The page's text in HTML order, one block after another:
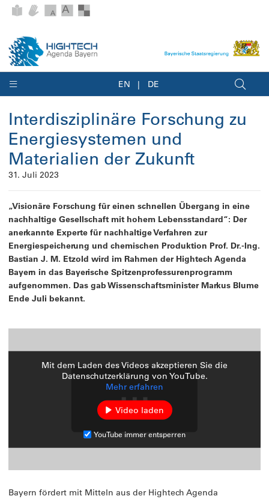
EN DE
Interdisziplinäre Forschung zu
Energiesystemen und
Materialien der Zukunft
31. Juli 2023
„Visionäre Forschung für einen schnellen Übergang in eine
nachhaltige Gesellschaft mit hohem Lebensstandard“: Der
anerkannte Experte für nachhaltige Verfahren zur
Energiespeicherung und chemischen Produktion Prof. Dr.-Ing.
Bastian J. M. Etzold wird im Rahmen der Hightech Agenda
Bayern in das Bayerische Spitzenprofessurenprogramm
aufgenommen. Das gab Wissenschaftsminister Markus Blume
Ende Juli bekannt.
Mit dem Laden des Videos akzeptieren Sie die
Datenschutzerklärung von YouTube.
Mehr erfahren
Video laden
YouTube immer entsperren
Bayern fördert mit Mitteln aus der Hightech Agenda